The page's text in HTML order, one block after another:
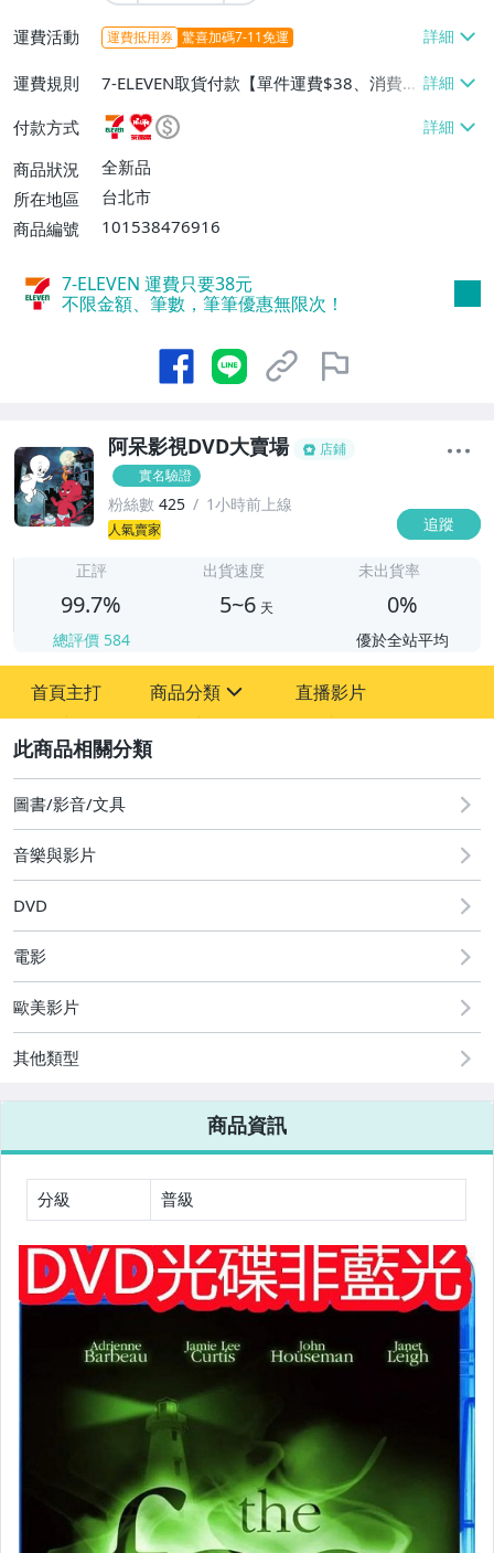
運費活動 運費抵用券 驚喜加碼7-11免運
運費規則
7-ELEVEN取貨付款【單件運費$38、消費滿
$1000免運費】、7-ELEVEN取貨不付款
【單件運費$38、消費滿$1000免運費】、
萊爾富取貨付款【單件運費$60、消費滿$1
000免運費】、宅配/貨運【單件運費$12
付款方式
商品狀況
全新品
所在地區
台北市
商品編號
101538476916
7-ELEVEN 運費只要38元
不限金額、筆數，筆筆優惠無限次！
阿呆影視DVD大賣場
店鋪
實名驗證
粉絲數 425 1小時前上線
人氣賣家 追蹤
正評
99.7%
總評價 584
出貨速度
5~6 天
未出貨率
0%
優於全站平均
首頁主打 商品分類
其它
直播影片
圖書/影音/文具
音樂與影片
DVD
電影
歐美影片
其他類型
商品資訊
分級 普級